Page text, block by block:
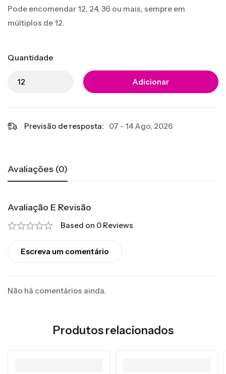
Pode encomendar 12, 24, 36 ou mais, sempre em
múltiplos de 12.
Quantidade
Adicionar
Previsão de resposta: 07 - 14 Ago, 2026
Avaliações (0)
Avaliação E Revisão
Based on 0 Reviews
Escreva um comentário
Não há comentários ainda.
Produtos relacionados